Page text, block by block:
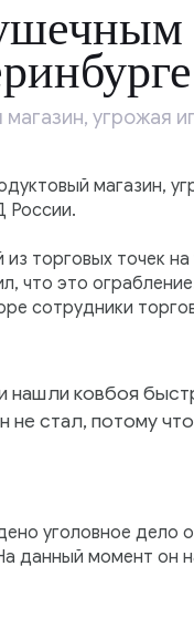
угрожая
магазин,
России.
торговых точек
что это
сотрудники
нашли ковбоя
стал, потому
уголовное дело
данный момент он